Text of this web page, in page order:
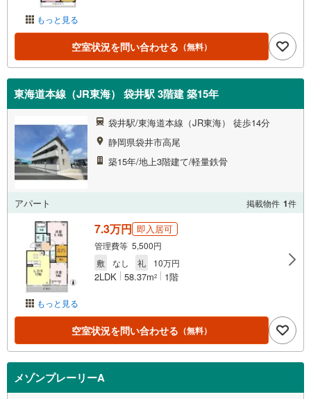
もっと見る
空室状況を問い合わせる （無料）
東海道本線（JR東海） 袋井駅 3階建 築15年
袋井駅/東海道本線（JR東海） 徒歩14分
静岡県袋井市高尾
築15年/地上3階建て/軽量鉄骨
アパート 掲載物件 1件
もっと見る
7.3万円 即入居可
管理費等 5,500円
敷
なし 礼 10万円
2LDK 58.37m2 1階
空室状況を問い合わせる （無料）
メゾンプレーリーA